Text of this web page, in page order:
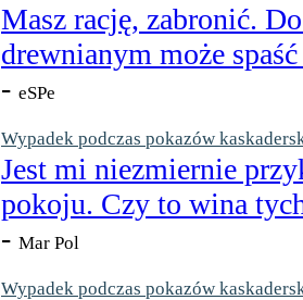
Masz rację, zabronić.
drewnianym może
- eSPe
Wypadek podczas pokazów
Jest mi niezmiernie
pokoju. Czy to wina
- Mar Pol
Wypadek podczas pokazów